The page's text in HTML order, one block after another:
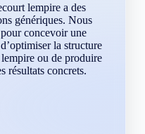
lempire a des
génériques. Nous
concevoir une
la structure
ou de produire
résultats concrets.